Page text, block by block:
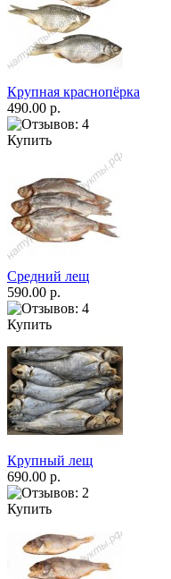
Крупная краснопёрка
490.00 р.
Купить
Средний лещ
590.00 р.
Купить
Крупный лещ
690.00 р.
Купить